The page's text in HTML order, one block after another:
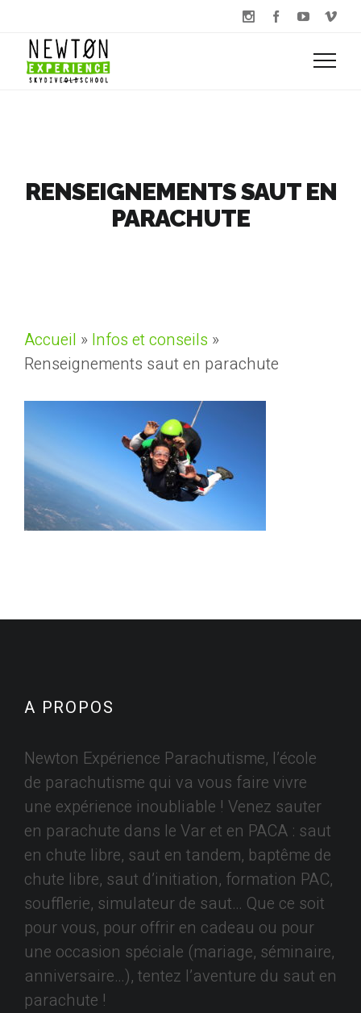
RENSEIGNEMENTS SAUT EN
PARACHUTE
Accueil » Infos et conseils »
Renseignements saut en parachute
A PROPOS
Newton Expérience Parachutisme, l’école
de parachutisme qui va vous faire vivre
une expérience inoubliable ! Venez sauter
en parachute dans le Var et en PACA : saut
en chute libre, saut en tandem, baptême de
chute libre, saut d’initiation, formation PAC,
soufflerie, simulateur de saut… Que ce soit
pour vous, pour offrir en cadeau ou pour
une occasion spéciale (mariage, séminaire,
anniversaire…), tentez l’aventure du saut en
parachute !